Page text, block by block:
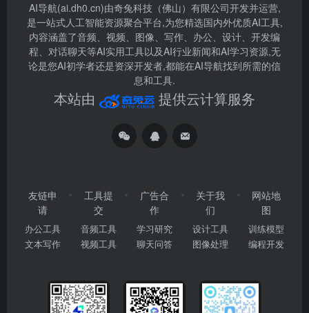
AI导航(ai.dh0.cn)由奇兔科技（佛山）有限公司开发并运营,
是一站式人工智能资源聚合平台,为您精选国内外优质AI工具,
内容涵盖了音频、视频、图像、写作、办公、设计、开发编
程、对话聊天等AI实用工具以及AI行业新闻和AI学习资源,无
论是您AI初学者还是资深开发者,都能在AI导航找到所需的信
息和工具.
本站由 提供云计算服务
友链申
请
办公工具
文本写作
工具提
交
音频工具
视频工具
广告合
作
学习研究
聊天问答
关于我
们
设计工具
图像处理
网站地
图
训练模型
编程开发